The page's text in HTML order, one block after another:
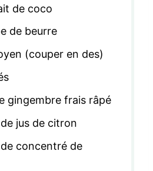
de coco
de beurre
(couper en des)
gingembre frais râpé
jus de citron
concentré de